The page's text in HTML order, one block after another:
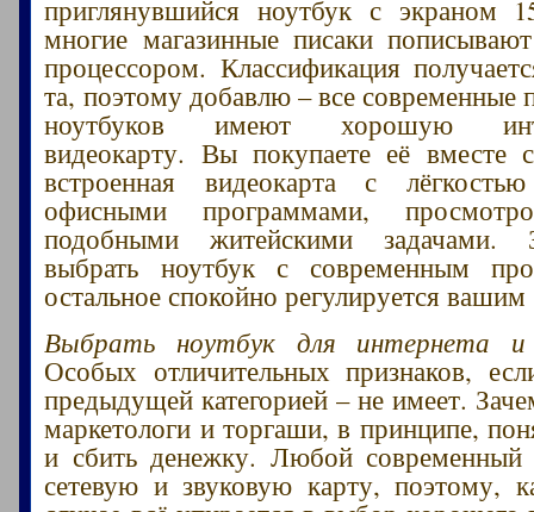
приглянувшийся ноутбук с экраном
многие магазинные писаки
процессором. Классификация
та, поэтому добавлю – все современные
ноутбуков имеют хорошую
видеокарту. Вы покупаете её вместе
встроенная видеокарта с
офисными программами,
подобными житейскими задачами.
выбрать ноутбук с современным
остальное спокойно регулируется
Выбрать ноутбук для интернета и
Особых отличительных признаков,
предыдущей категорией – не имеет.
маркетологи и торгаши, в принципе,
и сбить денежку. Любой современный
сетевую и звуковую карту, поэтому,